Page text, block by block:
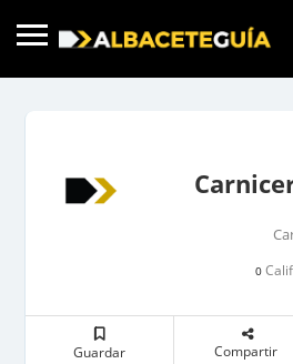
0
Guardar Compartir